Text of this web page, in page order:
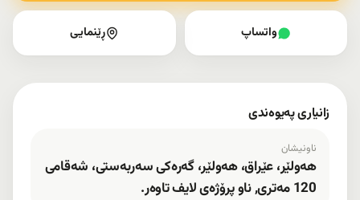
واتساپ ڕێنمایی
زانیاری پەیوەندی
ناونیشان
هەولێر، عێراق، هەولێر، گەرەکی سەربەستی، شەقامی
120 مەتری, ناو پرۆژەی لایف تاوەر.